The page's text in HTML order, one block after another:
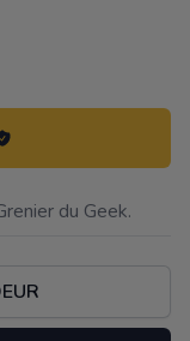
du Geek.